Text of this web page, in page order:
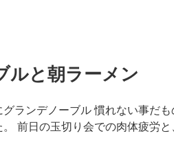
ルと朝ラーメン
ランデノーブル 慣れない事だ
前日の玉切り会での肉体疲労